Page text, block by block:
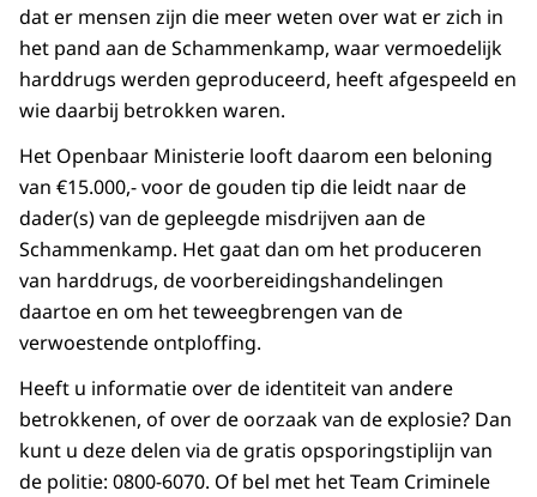
dat er mensen zijn die meer weten over wat er zich in
het pand aan de Schammenkamp, waar vermoedelijk
harddrugs werden geproduceerd, heeft afgespeeld en
wie daarbij betrokken waren.
Het Openbaar Ministerie looft daarom een beloning
van €15.000,- voor de gouden tip die leidt naar de
dader(s) van de gepleegde misdrijven aan de
Schammenkamp. Het gaat dan om het produceren
van harddrugs, de voorbereidingshandelingen
daartoe en om het teweegbrengen van de
verwoestende ontploffing.
Heeft u informatie over de identiteit van andere
betrokkenen, of over de oorzaak van de explosie? Dan
kunt u deze delen via de gratis opsporingstiplijn van
de politie: 0800-6070. Of bel met het Team Criminele